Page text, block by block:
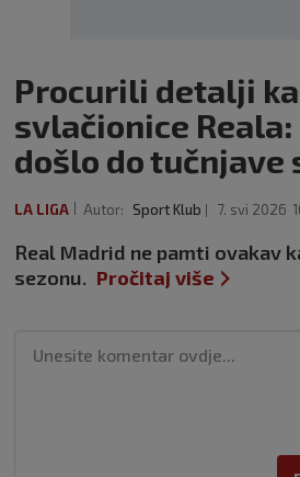
Procurili detalji
svlačionice Reala:
došlo do tučnjave
LA LIGA Autor: Sport Klub 7. svi 2026
Real Madrid ne pamti ovakav
sezonu. Pročitaj više